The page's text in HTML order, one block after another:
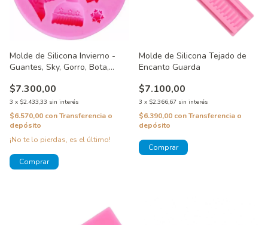
Molde de Silicona Invierno -
Guantes, Sky, Gorro, Bota,
$7.300,00
3 x $2.433,33 sin interés
$6.570,00 conTransferencia o
depósito
¡No te lo pierdas, es el último!
Molde de Silicona Tejado de
Encanto Guarda
$7.100,00
3 x $2.366,67 sin interés
$6.390,00 conTransferencia o
depósito